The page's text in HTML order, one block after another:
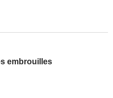
embrouilles